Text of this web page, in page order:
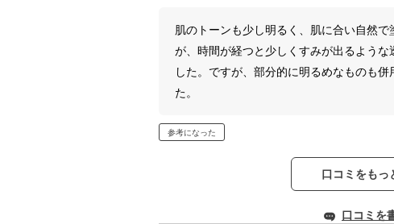
肌のトーンも少し明るく、肌に合い自然
が、時間が経つと少しくすみが出るよう
した。ですが、部分的に明るめなものも
た。
参考になった
口コミをもっ
口コミを